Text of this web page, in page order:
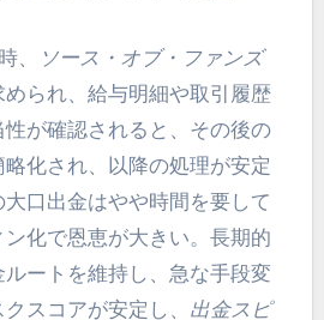
、
ソース・オブ・ファンズ
められ、給与明細や取引履歴
が確認されると、その後の
化され、以降の処理が安定
口出金はやや時間を要して
化で恩恵が大きい。長期的
ートを維持し、急な手段変
スコアが安定し、 出金スピ